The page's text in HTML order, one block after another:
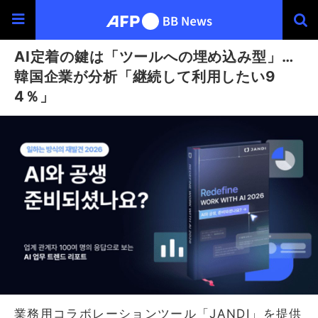
AI定着の鍵は「ツールへの埋め込み型」…
韓国企業が分析「継続して利用したい9
4％」
業務用コラボレーションツール「JANDI」を提供